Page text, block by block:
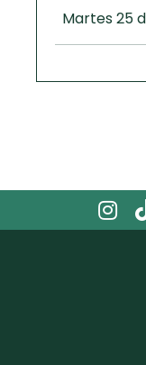
Martes 25